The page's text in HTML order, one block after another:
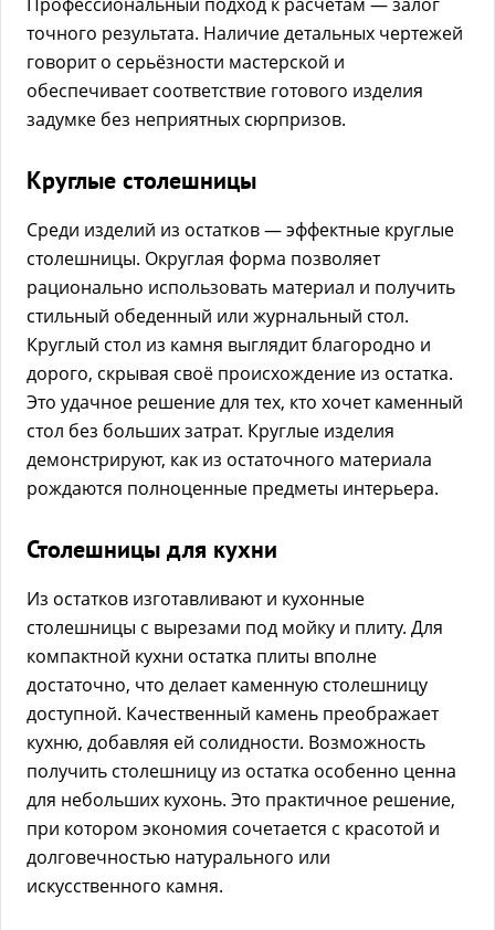
Профессиональный подход к расчётам — залог
точного результата. Наличие детальных чертежей
говорит о серьёзности мастерской и
обеспечивает соответствие готового изделия
задумке без неприятных сюрпризов.
Круглые столешницы
Среди изделий из остатков — эффектные круглые
столешницы. Округлая форма позволяет
рационально использовать материал и получить
стильный обеденный или журнальный стол.
Круглый стол из камня выглядит благородно и
дорого, скрывая своё происхождение из остатка.
Это удачное решение для тех, кто хочет каменный
стол без больших затрат. Круглые изделия
демонстрируют, как из остаточного материала
рождаются полноценные предметы интерьера.
Столешницы для кухни
Из остатков изготавливают и кухонные
столешницы с вырезами под мойку и плиту. Для
компактной кухни остатка плиты вполне
достаточно, что делает каменную столешницу
доступной. Качественный камень преображает
кухню, добавляя ей солидности. Возможность
получить столешницу из остатка особенно ценна
для небольших кухонь. Это практичное решение,
при котором экономия сочетается с красотой и
долговечностью натурального или
искусственного камня.